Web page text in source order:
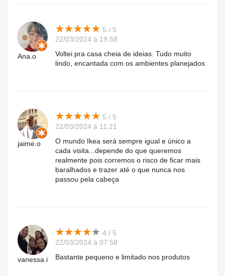
Ana.o
★★★★★
★★★★★ 5 / 5
22/03/2024 à 19:58
Voltei pra casa cheia de ideias. Tudo muito
lindo, encantada com os ambientes planejados
jaime.o
★★★★★
★★★★★ 5 / 5
22/03/2024 à 11:21
O mundo Ikea será sempre igual e único a
cada visita...depende do que queremos
realmente pois corremos o risco de ficar mais
baralhados e trazer até o que nunca nos
passou pela cabeça
vanessa.i
★★★★★
★★★★★ 4 / 5
22/03/2024 à 07:58
Bastante pequeno e limitado nos produtos